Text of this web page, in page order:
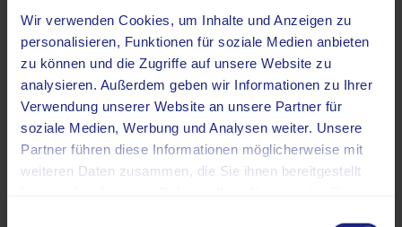
Wir verwenden Cookies, um Inhalte und Anzeigen zu
personalisieren, Funktionen für soziale Medien anbieten
zu können und die Zugriffe auf unsere Website zu
analysieren. Außerdem geben wir Informationen zu Ihrer
Verwendung unserer Website an unsere Partner für
soziale Medien, Werbung und Analysen weiter. Unsere
Partner führen diese Informationen möglicherweise mit
weiteren Daten zusammen, die Sie ihnen bereitgestellt
Ablauf einer Radiojodtherapie
Der Radiojodtherapie geht die Diagnostik und
Behandlungsplanung voraus. Bevor mit der Behandlung
begonnen werden kann, müssen Patienten jedoch einige
wichtige Punkte beachten.